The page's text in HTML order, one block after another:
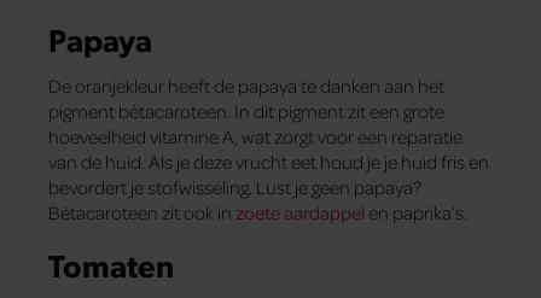
Papaya
De oranjekleur heeft de papaya te danken aan het
pigment bètacaroteen. In dit pigment zit een grote
hoeveelheid vitamine A, wat zorgt voor een reparatie
van de huid. Als je deze vrucht eet houd je je huid fris en
bevordert je stofwisseling. Lust je geen papaya?
Bètacaroteen zit ook in zoete aardappel en paprika’s.
Tomaten